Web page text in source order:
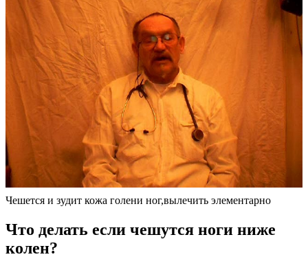
Чешется и зудит кожа голени ног,вылечить элементарно
Что делать если чешутся ноги ниже
колен?